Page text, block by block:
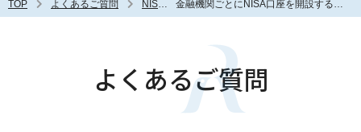
TOP よくあるご質問 NISA 金融機関ごとにNISA口座を開設することは可能ですか？
よくあるご質問